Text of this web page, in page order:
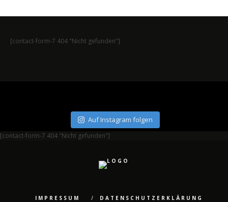
[contact-form-7 404 "Nicht gefunden"]
Auf Instagram folgen
[contact-form-7 404 "Nicht gefunden"]
IMPRESSUM
DATENSCHUTZERKLÄRUNG